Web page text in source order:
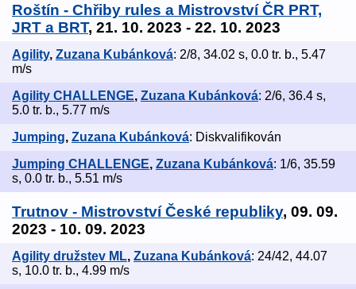
Roštín - Chřiby rules a Mistrovství ČR PRT,
JRT a BRT, 21. 10. 2023 - 22. 10. 2023
Agility, Zuzana Kubánková: 2/8, 34.02 s, 0.0 tr. b., 5.47
m/s
Agility CHALLENGE, Zuzana Kubánková: 2/6, 36.4 s,
5.0 tr. b., 5.77 m/s
Jumping, Zuzana Kubánková: Diskvalifikován
Jumping CHALLENGE, Zuzana Kubánková: 1/6, 35.59
s, 0.0 tr. b., 5.51 m/s
Trutnov - Mistrovství České republiky, 09. 09.
2023 - 10. 09. 2023
Agility družstev ML, Zuzana Kubánková: 24/42, 44.07
s, 10.0 tr. b., 4.99 m/s